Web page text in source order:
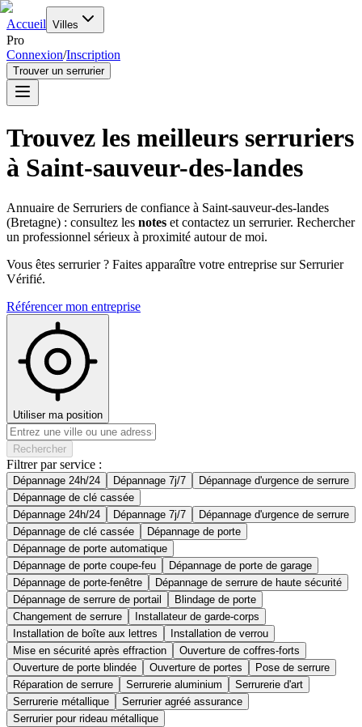
Accueil Villes
Pro
Connexion/Inscription
Trouver un serrurier
Trouvez les meilleurs serruriers
à Saint-sauveur-des-landes
Annuaire de Serruriers de confiance à Saint-sauveur-des-landes
(Bretagne) : consultez les notes et contactez un serrurier. Rechercher
un professionnel sérieux à proximité autour de moi.
Vous êtes serrurier ? Faites apparaître votre entreprise sur Serrurier
Vérifié.
Référencer mon entreprise
Utiliser ma position
Rechercher
Filtrer par service :
Dépannage 24h/24 Dépannage 7j/7
Dépannage d'urgence de serrure
Dépannage de clé cassée
Dépannage 24h/24
Dépannage 7j/7
Dépannage d'urgence de serrure
Dépannage de clé cassée
Dépannage de porte
Dépannage de porte automatique
Dépannage de porte coupe-feu
Dépannage de porte de garage
Dépannage de porte-fenêtre
Dépannage de serrure de haute sécurité
Dépannage de serrure de portail
Blindage de porte
Changement de serrure
Installateur de garde-corps
Installation de boîte aux lettres
Installation de verrou
Mise en sécurité après effraction
Ouverture de coffres-forts
Ouverture de porte blindée
Ouverture de portes
Pose de serrure
Réparation de serrure
Serrurerie aluminium
Serrurerie d'art
Serrurerie métallique
Serrurier agréé assurance
Serrurier pour rideau métallique